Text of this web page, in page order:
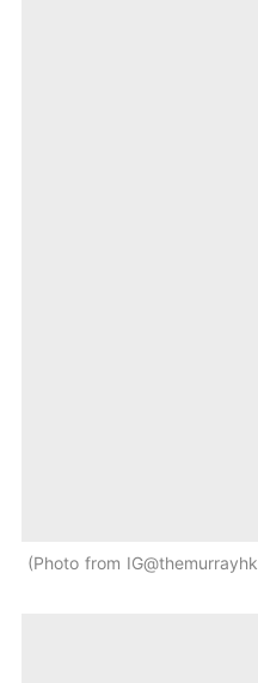
Photo from IG@themurrayhk